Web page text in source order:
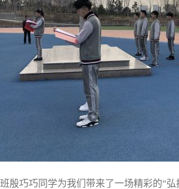
殷巧巧同学为我们带来了一场精彩的“